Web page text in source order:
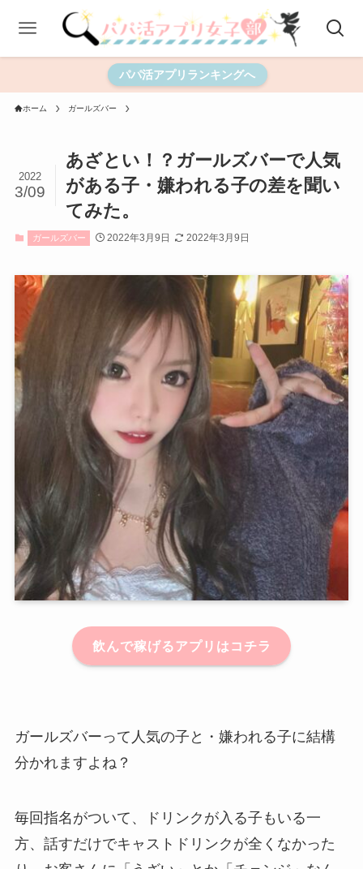
パパ活アプリランキングへ
ホーム ガールズバー
あざとい！？ガールズバーで人気
がある子・嫌われる子の差を聞い
てみた。
2022
3/09
ガールズバー 2022年3月9日 2022年3月9日
飲んで稼げるアプリはコチラ
ガールズバーって人気の子と・嫌われる子に結構
分かれますよね？
毎回指名がついて、ドリンクが入る子もいる一
方、話すだけでキャストドリンクが全くなかった